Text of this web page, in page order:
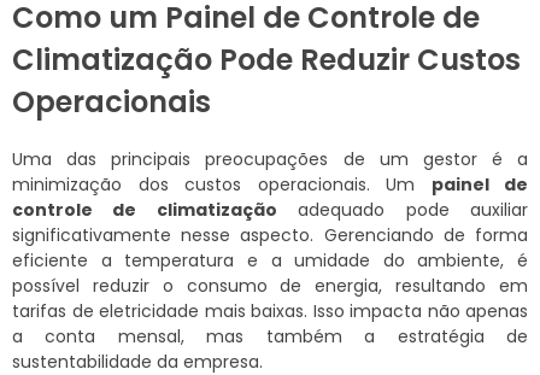
Como um Painel de Controle de
Climatização Pode Reduzir Custos
Operacionais
Uma das principais preocupações de um gestor é a
minimização dos custos operacionais. Um painel de
controle de climatização adequado pode auxiliar
significativamente nesse aspecto. Gerenciando de forma
eficiente a temperatura e a umidade do ambiente, é
possível reduzir o consumo de energia, resultando em
tarifas de eletricidade mais baixas. Isso impacta não apenas
a conta mensal, mas também a estratégia de
sustentabilidade da empresa.